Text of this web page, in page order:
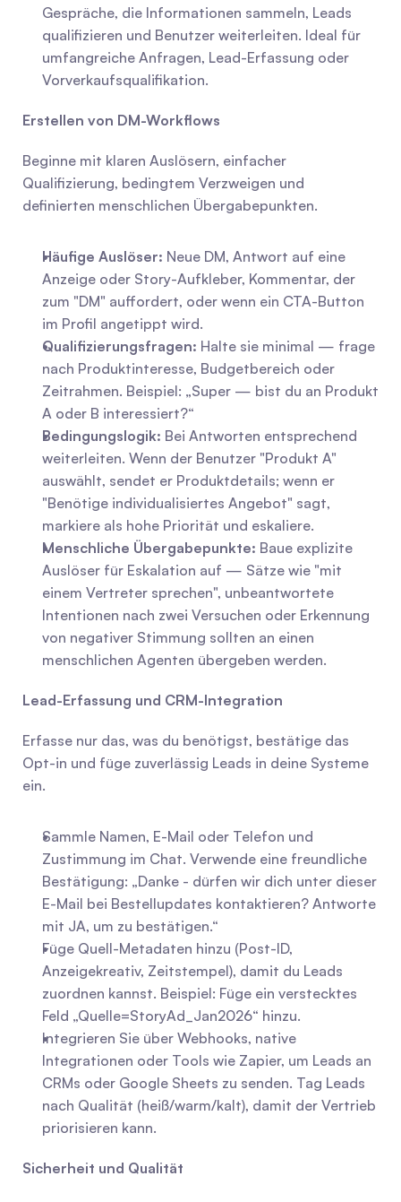
Gespräche, die Informationen sammeln, Leads
qualifizieren und Benutzer weiterleiten. Ideal für
umfangreiche Anfragen, Lead-Erfassung oder
Vorverkaufsqualifikation.
Erstellen von DM-Workflows
Beginne mit klaren Auslösern, einfacher
Qualifizierung, bedingtem Verzweigen und
definierten menschlichen Übergabepunkten.
Häufige Auslöser: Neue DM, Antwort auf eine
Anzeige oder Story-Aufkleber, Kommentar, der
zum "DM" auffordert, oder wenn ein CTA-Button
im Profil angetippt wird.
Qualifizierungsfragen: Halte sie minimal — frage
nach Produktinteresse, Budgetbereich oder
Zeitrahmen. Beispiel: „Super — bist du an Produkt
A oder B interessiert?“
Bedingungslogik: Bei Antworten entsprechend
weiterleiten. Wenn der Benutzer "Produkt A"
auswählt, sendet er Produktdetails; wenn er
"Benötige individualisiertes Angebot" sagt,
markiere als hohe Priorität und eskaliere.
Menschliche Übergabepunkte: Baue explizite
Auslöser für Eskalation auf — Sätze wie "mit
einem Vertreter sprechen", unbeantwortete
Intentionen nach zwei Versuchen oder Erkennung
von negativer Stimmung sollten an einen
menschlichen Agenten übergeben werden.
Lead-Erfassung und CRM-Integration
Erfasse nur das, was du benötigst, bestätige das
Opt-in und füge zuverlässig Leads in deine Systeme
ein.
Sammle Namen, E-Mail oder Telefon und
Zustimmung im Chat. Verwende eine freundliche
Bestätigung: „Danke - dürfen wir dich unter dieser
E-Mail bei Bestellupdates kontaktieren? Antworte
mit JA, um zu bestätigen.“
Füge Quell-Metadaten hinzu (Post-ID,
Anzeigekreativ, Zeitstempel), damit du Leads
zuordnen kannst. Beispiel: Füge ein verstecktes
Feld „Quelle=StoryAd_Jan2026“ hinzu.
Integrieren Sie über Webhooks, native
Integrationen oder Tools wie Zapier, um Leads an
CRMs oder Google Sheets zu senden. Tag Leads
nach Qualität (heiß/warm/kalt), damit der Vertrieb
priorisieren kann.
Sicherheit und Qualität